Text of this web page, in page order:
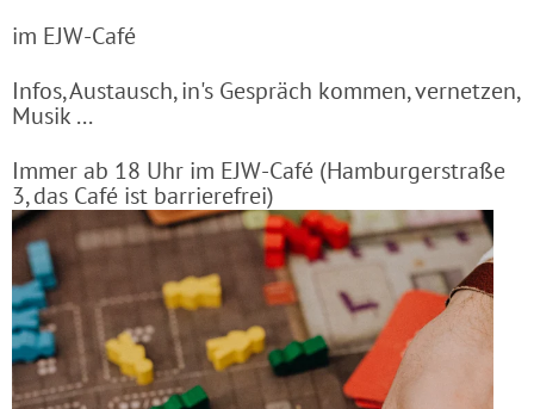
im EJW-Café
Infos, Austausch, in's Gespräch kommen, vernetzen,
Musik ...
Immer ab 18 Uhr im EJW-Café (Hamburgerstraße
3, das Café ist barrierefrei)